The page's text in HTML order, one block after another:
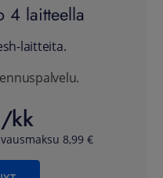
4 laitteella
laitteita.
kk
8,99 €